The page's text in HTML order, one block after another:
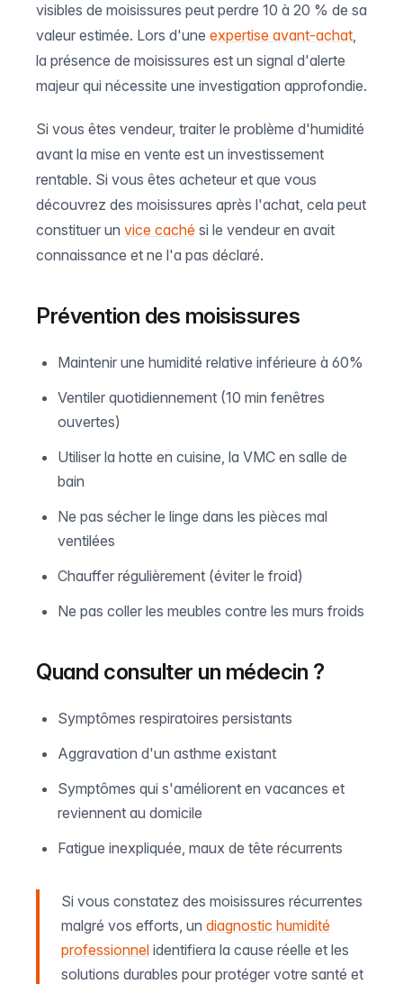
visibles de moisissures peut perdre 10 à 20 % de sa
valeur estimée. Lors d'une expertise avant-achat,
la présence de moisissures est un signal d'alerte
majeur qui nécessite une investigation approfondie.
Si vous êtes vendeur, traiter le problème d'humidité
avant la mise en vente est un investissement
rentable. Si vous êtes acheteur et que vous
découvrez des moisissures après l'achat, cela peut
constituer un vice caché si le vendeur en avait
connaissance et ne l'a pas déclaré.
Prévention des moisissures
Maintenir une humidité relative inférieure à 60%
Ventiler quotidiennement (10 min fenêtres
ouvertes)
Utiliser la hotte en cuisine, la VMC en salle de
bain
Ne pas sécher le linge dans les pièces mal
ventilées
Chauffer régulièrement (éviter le froid)
Ne pas coller les meubles contre les murs froids
Quand consulter un médecin ?
Symptômes respiratoires persistants
Aggravation d'un asthme existant
Symptômes qui s'améliorent en vacances et
reviennent au domicile
Fatigue inexpliquée, maux de tête récurrents
Si vous constatez des moisissures récurrentes
malgré vos efforts, un diagnostic humidité
professionnel identifiera la cause réelle et les
solutions durables pour protéger votre santé et